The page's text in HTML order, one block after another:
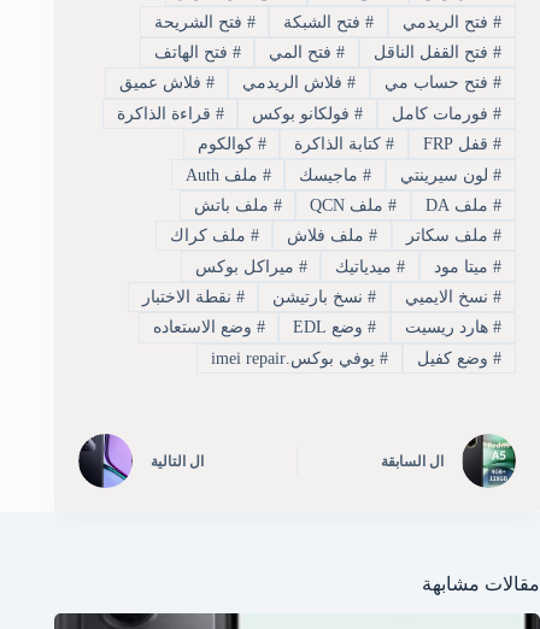
#فتح الريدمي #فتح الشبكة # فتح الشريحة
#فتح القفل الناقل #فتح المي # فتح الهاتف
#فتح حساب مي #فلاش الريدمي # فلاش عميق
#فورمات كامل #فولكانو بوكس # قراءة الذاكرة
#قفل FRP #كتابة الذاكرة # كوالكوم
#لون سيرينتي #ماجيسك # ملف Auth
#ملف DA #ملف QCN # ملف باتش
#ملف سكاتر #ملف فلاش # ملف كراك
#ميتا مود #ميدياتيك # ميراكل بوكس
#نسخ الايميي #نسخ بارتيشن # نقطة الاختبار
#هارد ريسيت #وضع EDL # وضع الاستعاده
#وضع كفيل #يوفي بوكس.imei repair
ال السابقة ال التالية
مقالات مشابهة